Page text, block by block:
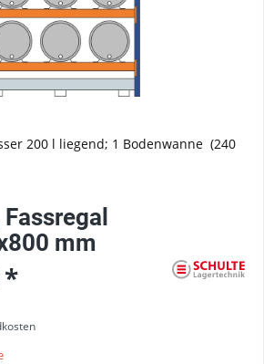
200 l liegend; 1 Bodenwanne (240
mm
*